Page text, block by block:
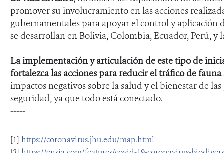
promover su involucramiento en las acciones
gubernamentales para apoyar el control y aplicación
se desarrollan en Bolivia, Colombia, Ecuador, Perú, y
La implementación y articulación de este tipo de
fortalezca las acciones para reducir el tráfico de fauna
impactos negativos sobre la salud y el bienestar de
seguridad, ya que todo está conectado.
-----
[1] https://coronavirus.jhu.edu/map.html